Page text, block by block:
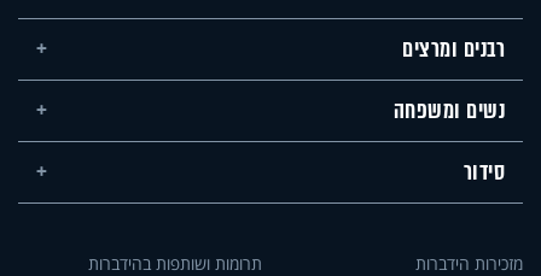
רבנים ומרצים
נשים ומשפחה
סידור
מזכירות הידברות תרומות ושותפות בהידברות